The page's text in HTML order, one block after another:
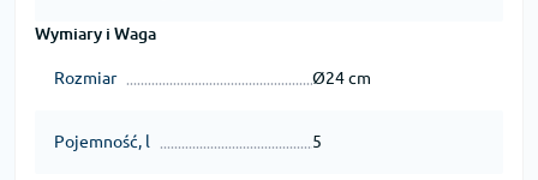
Wymiary i Waga
Rozmiar Ø24 cm
Pojemność, l 5